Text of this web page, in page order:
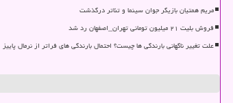
مریم همتیان بازیگر جوان سینما و تئاتر درگذشت
فروش بلیت ۲۱ میلیون تومانی تهران_اصفهان رد شد
علت تغییر ناگهانی بارندگی ها چیست؟ احتمال بارندگی های فراتر از نرمال پاییز